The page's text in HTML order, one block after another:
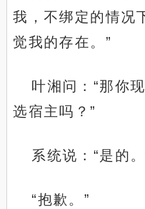
我，不绑定的情况
觉我的存在。”
叶湘问：“那你
选宿主吗？”
系统说：“是的。
“抱歉。”